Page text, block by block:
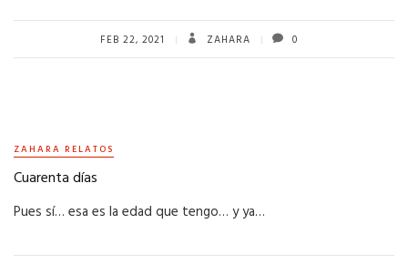
FEB 22, 2021 ZAHARA 0
ZAHARA RELATOS
Cuarenta días
Pues sí… esa es la edad que tengo… y ya…